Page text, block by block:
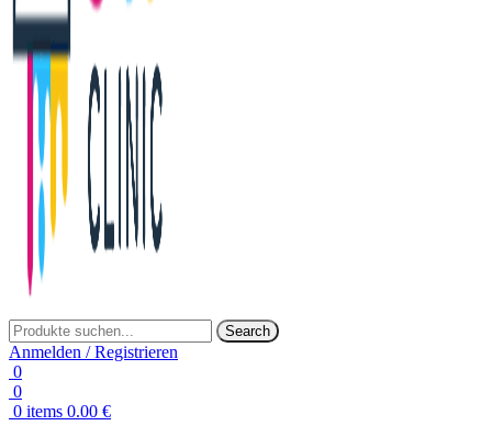
Search
Anmelden / Registrieren
0
0
0 items 0.00 €